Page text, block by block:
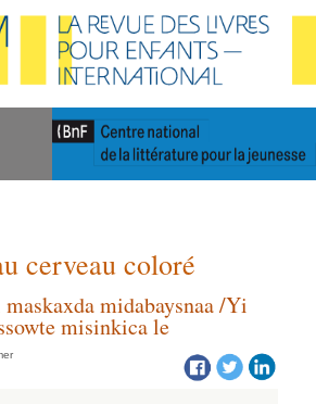
cerveau coloré
midabaysnaa /Yi
misinkica le